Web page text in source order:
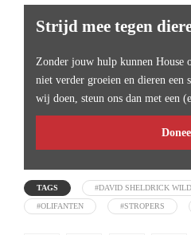
Strijd mee tegen
Zonder jouw hulp kunnen House
niet verder groeien en dieren een
wij doen, steun ons dan met een
TAGS #DAVID SHELDRICK
#OLIFANTEN #STROPERS